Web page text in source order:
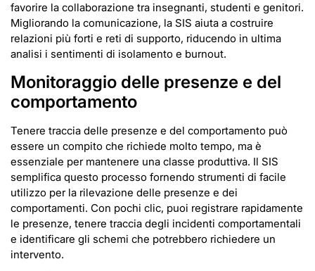
favorire la collaborazione tra insegnanti, studenti e genitori.
Migliorando la comunicazione, la SIS aiuta a costruire
relazioni più forti e reti di supporto, riducendo in ultima
analisi i sentimenti di isolamento e burnout.
Monitoraggio delle presenze e del
comportamento
Tenere traccia delle presenze e del comportamento può
essere un compito che richiede molto tempo, ma è
essenziale per mantenere una classe produttiva. Il SIS
semplifica questo processo fornendo strumenti di facile
utilizzo per la rilevazione delle presenze e dei
comportamenti. Con pochi clic, puoi registrare rapidamente
le presenze, tenere traccia degli incidenti comportamentali
e identificare gli schemi che potrebbero richiedere un
intervento.